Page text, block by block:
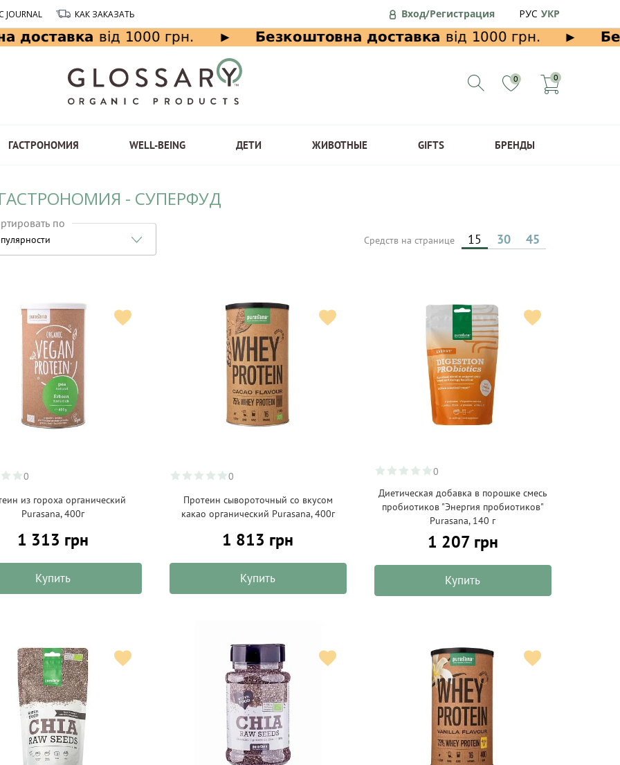
JOURNAL КАК ЗАКАЗАТЬ Вход/Регистрация РУС УКР
0 0
ГАСТРОНОМИЯ WELL-BEING ДЕТИ ЖИВОТНЫЕ GIFTS БРЕНДЫ
- СУПЕРФУД
по
Средств на странице 15 30 45
0
из гороха органический
Purasana, 400г
1 313 грн
Купить
0
Протеин сывороточный со вкусом
какао органический Purasana, 400г
1 813 грн
Купить
0
Диетическая добавка в порошке смесь
пробиотиков "Энергия пробиотиков"
Purasana, 140 г
1 207 грн
Купить